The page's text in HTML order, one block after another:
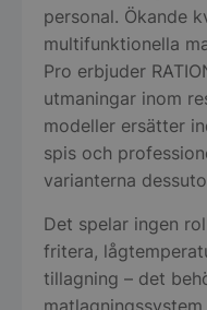
personal. Ökande
multifunktionella
Pro erbjuder
utmaningar inom
modeller ersätter
spis och
varianterna
Det spelar ingen
fritera,
tillagning – det